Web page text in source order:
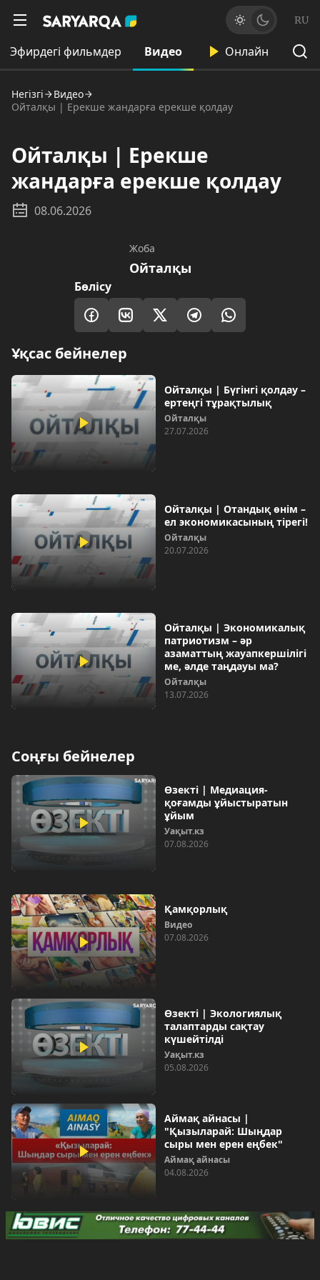
RU
Эфирдегі фильмдер Видео Онлайн
Негізгі
Видео
Ойталқы | Ерекше жандарға ерекше қолдау
Ойталқы | Ерекше
жандарға ерекше қолдау
08.06.2026
Жоба
Ойталқы
Бөлісу
Ұқсас бейнелер
Ойталқы | Бүгінгі қолдау –
ертеңгі тұрақтылық
Ойталқы
27.07.2026
Ойталқы | Отандық өнім –
ел экономикасының тірегі!
Ойталқы
20.07.2026
Ойталқы | Экономикалық
патриотизм – әр
азаматтың жауапкершілігі
ме, әлде таңдауы ма?
Ойталқы
13.07.2026
Соңғы бейнелер
Өзекті | Медиация-
қоғамды ұйыстыратын
ұйым
Уақыт.кз
07.08.2026
Қамқорлық
Видео
07.08.2026
Өзекті | Экологиялық
талаптарды сақтау
күшейтілді
Уақыт.кз
05.08.2026
Аймақ айнасы |
"Қызыларай: Шыңдар
сыры мен ерен еңбек"
Аймақ айнасы
04.08.2026